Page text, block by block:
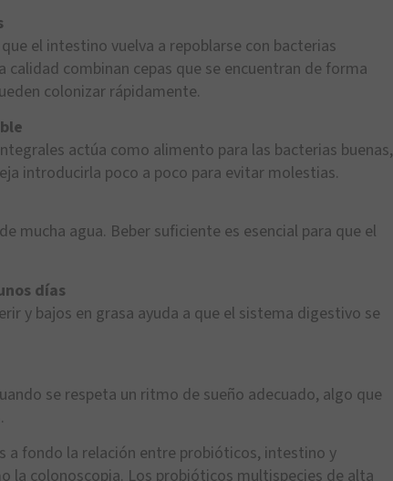
el intestino vuelva a repoblarse con bacterias
combinan cepas que se encuentran de forma
colonizar rápidamente.
actúa como alimento para las bacterias buenas,
introducirla poco a poco para evitar molestias.
mucha agua. Beber suficiente es esencial para que el
días
y bajos en grasa ayuda a que el sistema digestivo se
se respeta un ritmo de sueño adecuado, algo que
a fondo la relación entre probióticos, intestino y
la colonoscopia. Los probióticos multispecies de alta